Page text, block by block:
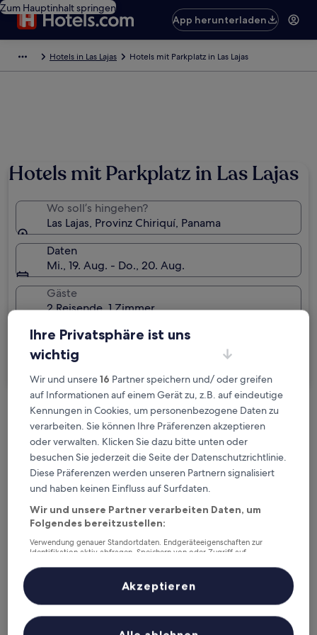
Zum Hauptinhalt springen
App herunterladen
Hotels in Las Lajas Hotels mit Parkplatz in Las Lajas
Hotels mit Parkplatz in Las Lajas
Wo soll’s hingehen?
Las Lajas, Provinz Chiriquí, Panama
Daten
Mi., 19. Aug. - Do., 20. Aug.
Gäste
2 Reisende, 1 Zimmer
Ich reise geschäftlich
Kostenlose Stornierung bei
Planänderungen
Verdiene Prämien für jede
wahrgenommene Übernachtung
Mehr sparen mit Preisen für Mitglieder
Überprüfe die Preise für diese Daten
Heute
Morgen
Ihre Privatsphäre ist uns
wichtig
Wir und unsere16 Partner speichern und/ oder greifen
auf Informationen auf einem Gerät zu, z.B. auf eindeutige
Kennungen in Cookies, um personenbezogene Daten zu
verarbeiten. Sie können Ihre Präferenzen akzeptieren
oder verwalten. Klicken Sie dazu bitte unten oder
besuchen Sie jederzeit die Seite der Datenschutzrichtlinie.
Diese Präferenzen werden unseren Partnern signalisiert
und haben keinen Einfluss auf Surfdaten.
Wir und unsere Partner verarbeiten Daten, um
Folgendes bereitzustellen:
Verwendung genauer Standortdaten. Endgeräteeigenschaften zur
Identifikation aktiv abfragen. Speichern von oder Zugriff auf
Inhalte, Messung von Werbeleistung und der Performance von Inhalten,
Zielgruppenforschung sowie Entwicklung und Verbesserung von
Liste der Partner (Lieferanten)
Akzeptieren